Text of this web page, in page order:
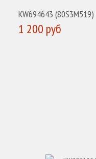
KW694643
1 200 руб